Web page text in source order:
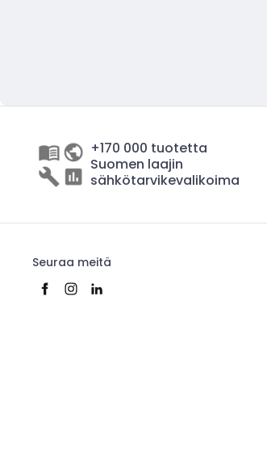
+170 000 tuotetta
Suomen laajin
sähkötarvikevalikoima
Seuraa meitä